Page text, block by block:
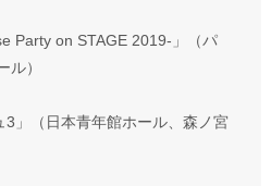
Party on STAGE 2019-」（パ
ル）
3」（日本青年館ホール、森ノ宮